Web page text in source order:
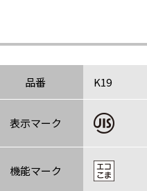
品番 K19
表示マーク
機能マーク